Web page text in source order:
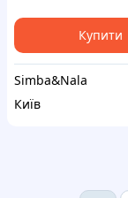
Купити
Simba&Nala
Київ